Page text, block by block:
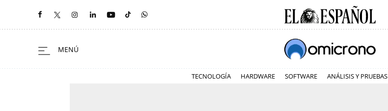
TECNOLOGÍA HARDWARE SOFTWARE ANÁLISIS Y PRUEBAS